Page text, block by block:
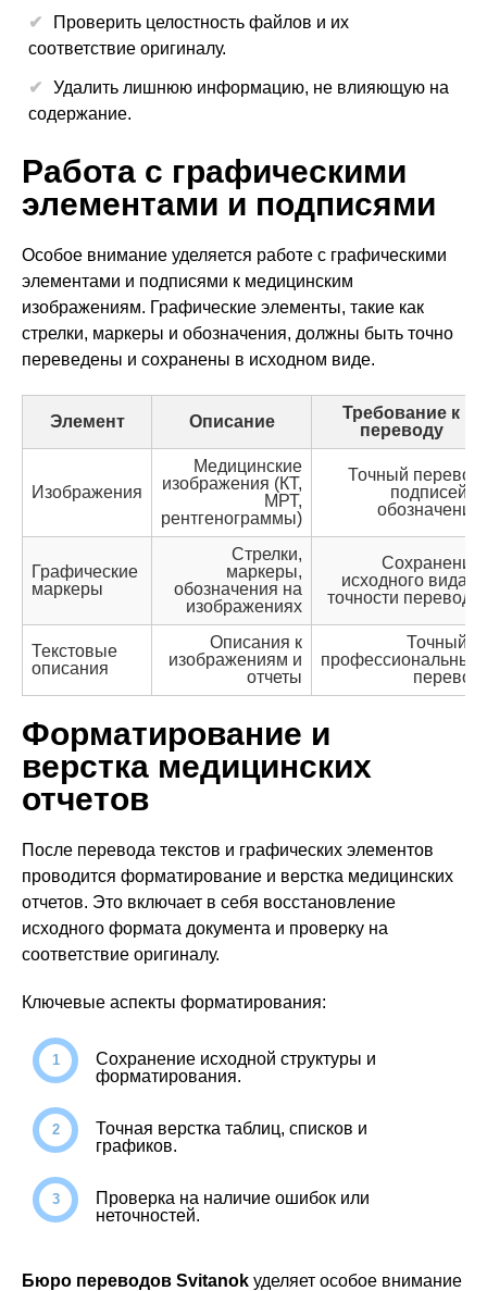
Проверить целостность файлов и их
соответствие оригиналу.
Удалить лишнюю информацию, не влияющую на
содержание.
Работа с графическими
элементами и подписями
Особое внимание уделяется работе с графическими
элементами и подписями к медицинским
изображениям. Графические элементы, такие как
стрелки, маркеры и обозначения, должны быть точно
переведены и сохранены в исходном виде.
Элемент Описание
Требование к
переводу
Изображения
Медицинские
изображения (КТ,
МРТ,
рентгенограммы)
Точный перевод
подписей и
обозначений
Графические
маркеры
Стрелки,
маркеры,
обозначения на
изображениях
Сохранение
исходного вида и
точности перевода
Текстовые
описания
Описания к
изображениям и
отчеты
Точный и
профессиональный
перевод
Форматирование и
верстка медицинских
отчетов
После перевода текстов и графических элементов
проводится форматирование и верстка медицинских
отчетов. Это включает в себя восстановление
исходного формата документа и проверку на
соответствие оригиналу.
Ключевые аспекты форматирования:
Сохранение исходной структуры и
форматирования.
Точная верстка таблиц, списков и
графиков.
Проверка на наличие ошибок или
неточностей.
Бюро переводов Svitanok уделяет особое внимание